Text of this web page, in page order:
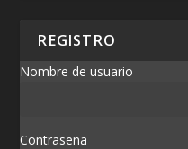
REGISTRO
Nombre de usuario
Contraseña